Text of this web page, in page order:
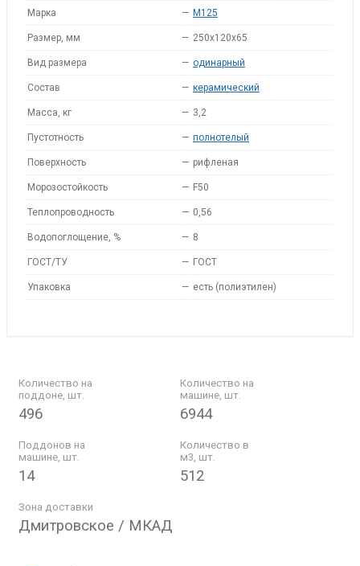
Марка — M125
Размер, мм — 250x120x65
Вид размера — одинарный
Состав — керамический
Масса, кг — 3,2
Пустотность — полнотелый
Поверхность — рифленая
Морозостойкость — F50
Теплопроводность — 0,56
Водопоглощение, % — 8
ГОСТ/ТУ — ГОСТ
Упаковка — есть (полиэтилен)
Количество на
поддоне, шт.
496
Количество на
машине, шт.
6944
Поддонов на
машине, шт.
14
Количество в
м3, шт.
512
Зона доставки
Дмитровское / МКАД